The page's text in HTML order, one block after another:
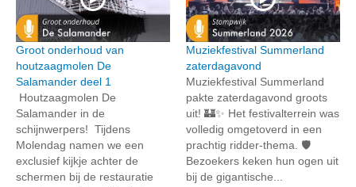
Groot onderhoud van
houtzaagmolen De
Salamander deel 1
Houtzaagmolen De
Salamander in de
schijnwerpers! Tijdens
Molendag namen we een
exclusief kijkje achter de
schermen bij de restauratie
Muziekfestival Summerland
zaterdagavond
Muziekfestival Summerland
pakte zaterdagavond groots
uit! 🏰✨ Het festivalterrein was
volledig omgetoverd in een
prachtig ridder-thema. 🛡️
Bezoekers keken hun ogen uit
bij de gigantische...